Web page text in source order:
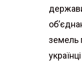
земель